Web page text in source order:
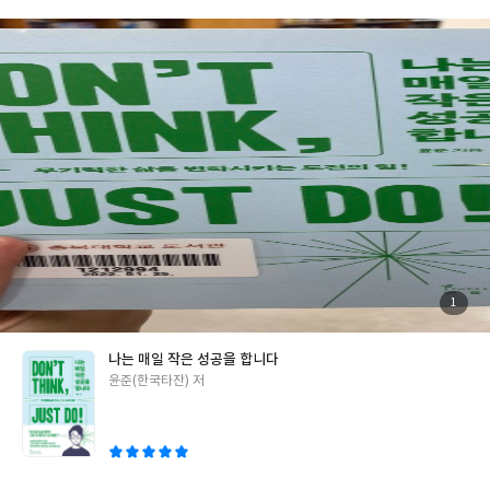
피 마시지 않기, 5초 법칙 실행하기, 매일 감사한 일 다섯가지 기록
하기, 매일 30분 명상하기, 일기쓰기, 매일 계단으로 다니기, 턱걸
이 열 개 도전하기.개인적으로 나도 도전해보고싶은 것들이다. 매일
미션클리어를 한다는 건 엄청 성취감있는 일 아닐까! 차근차근 실천
에 옮겨봐야겠다.
첨
부
사
1
나는 매일 작은 성공을 합니다
글
윤준(한국타잔) 저